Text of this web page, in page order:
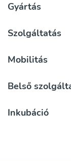
Gyártás
Szolgáltatás
Mobilitás
Belső
Inkubáció